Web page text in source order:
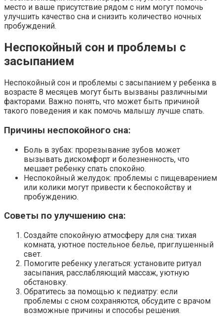
место и ваше присутствие рядом с ним могут помочь
улучшить качество сна и снизить количество ночных
пробуждений.
Неспокойный сон и проблемы с
засыпанием
Неспокойный сон и проблемы с засыпанием у ребенка в
возрасте 8 месяцев могут быть вызваны различными
факторами. Важно понять, что может быть причиной
такого поведения и как помочь малышу лучше спать.
Причины неспокойного сна:
Боль в зубах: прорезывание зубов может
вызывать дискомфорт и болезненность, что
мешает ребенку спать спокойно.
Неспокойный желудок: проблемы с пищеварением
или колики могут привести к беспокойству и
пробуждению.
Советы по улучшению сна:
Создайте спокойную атмосферу для сна: тихая
комната, уютное постельное белье, приглушенный
свет.
Помогите ребенку улегаться: установите ритуал
засыпания, расслабляющий массаж, уютную
обстановку.
Обратитесь за помощью к педиатру: если
проблемы с сном сохраняются, обсудите с врачом
возможные причины и способы решения.